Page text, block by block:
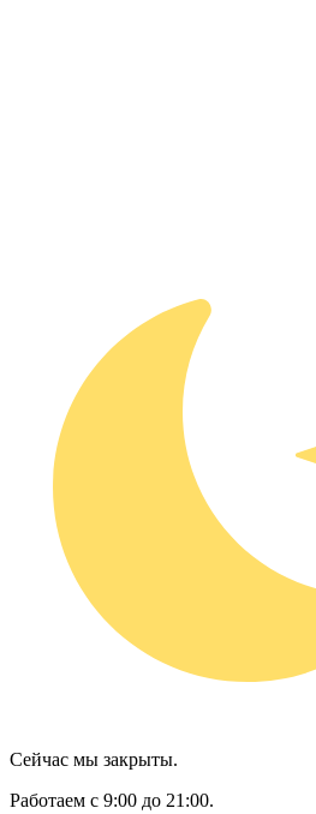
Сейчас мы закрыты.
Работаем с 9:00 до 21:00.